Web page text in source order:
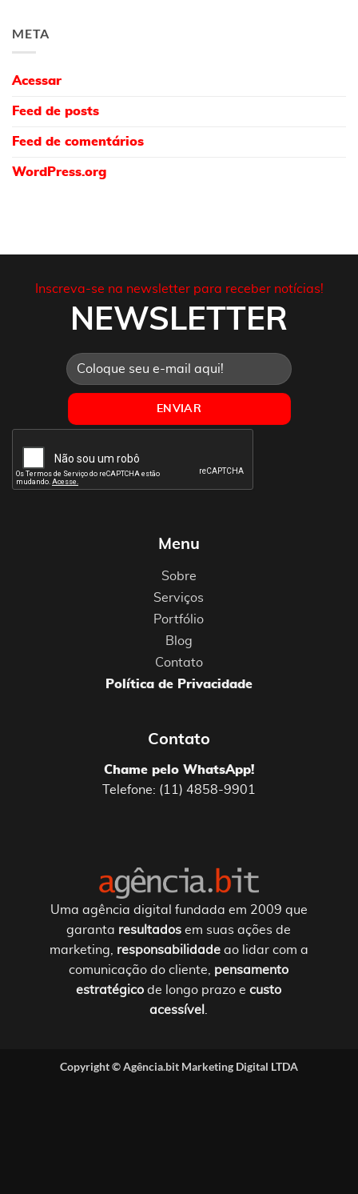
META
Acessar
Feed de posts
Feed de comentários
WordPress.org
Inscreva-se na newsletter para receber notícias!
NEWSLETTER
Uma agência digital fundada em 2009 que
garanta resultados em suas ações de
marketing, responsabilidadeao lidar com a
comunicação do cliente, pensamento
estratégico de longo prazo ecusto
acessível
Menu
Sobre
Serviços
Portfólio
Blog
Contato
Política de Privacidade
Contato
Chame pelo WhatsApp!
Telefone: (11) 4858-9901
Copyright ©Agência.bit Marketing Digital LTDA